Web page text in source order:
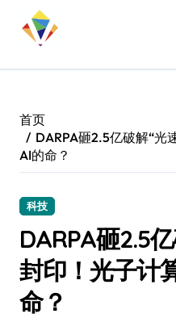
首页
DARPA砸2.5亿破解“光
AI的命？
科技
DARPA砸2.5
封印！光子计
命？